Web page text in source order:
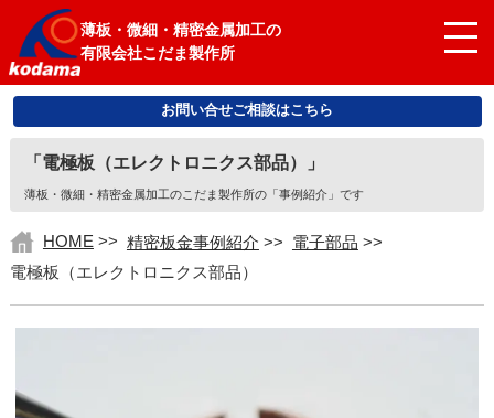
薄板・微細・精密金属加工の
有限会社こだま製作所
お問い合せご相談はこちら
「電極板（エレクトロニクス部品）」
薄板・微細・精密金属加工のこだま製作所の「事例紹介」です
HOME >> 精密板金事例紹介 >> 電子部品 >>
電極板（エレクトロニクス部品）